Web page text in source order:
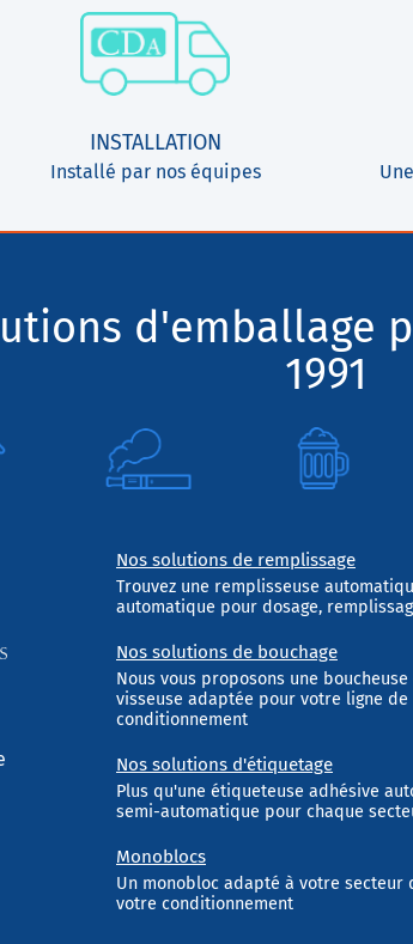
INSTALLATION
Installé par nos équipes
d'emballage
1991
Nos solutions de remplissage
Trouvez une remplisseuse
automatique pour dosage,
Nos solutions de bouchage
Nous vous proposons une boucheuse
visseuse adaptée pour votre ligne de
conditionnement
Nos solutions d'étiquetage
Plus qu'une étiqueteuse adhésive
semi-automatique pour chaque
Monoblocs
Un monobloc adapté à votre secteur
votre conditionnement